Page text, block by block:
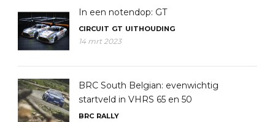
In een notendop: GT
CIRCUIT GT UITHOUDING
14 mrt 2023
BRC South Belgian: evenwichtig
startveld in VHRS 65 en 50
BRC RALLY